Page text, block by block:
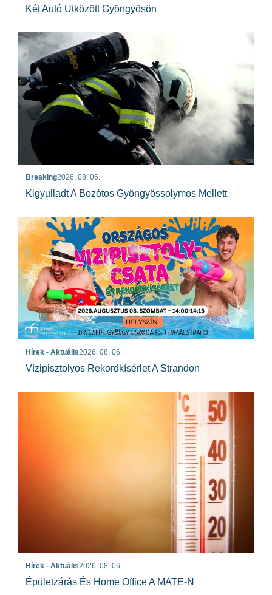
Két Autó Ütközött Gyöngyösön
Breaking2026. 08. 06.
Kigyulladt A Bozótos Gyöngyössolymos Mellett
Hírek - Aktuális2026. 08. 06.
Vízipisztolyos Rekordkísérlet A Strandon
Hírek - Aktuális2026. 08. 06.
Épületzárás És Home Office A MATE-N